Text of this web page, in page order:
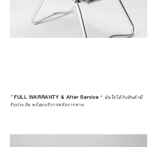
*FULL WARRANTY & After Service * มั่นใจได้กับสินค้ามี
รับประกัน พร้อมบริการหลังการขาย